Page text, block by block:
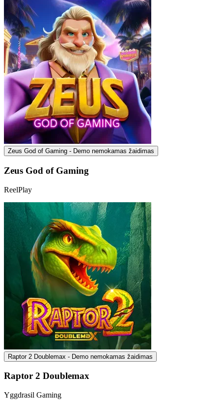
Zeus God of Gaming - Demo nemokamas žaidimas
Zeus God of Gaming
ReelPlay
Raptor 2 Doublemax - Demo nemokamas žaidimas
Raptor 2 Doublemax
Yggdrasil Gaming